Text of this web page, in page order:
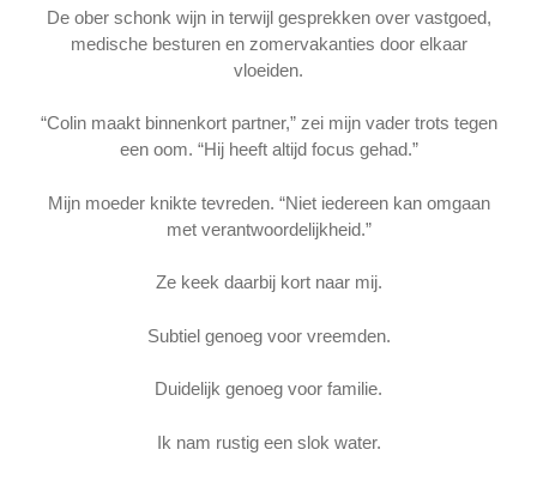
De ober schonk wijn in terwijl gesprekken over vastgoed,
medische besturen en zomervakanties door elkaar
vloeiden.
“Colin maakt binnenkort partner,” zei mijn vader trots tegen
een oom. “Hij heeft altijd focus gehad.”
Mijn moeder knikte tevreden. “Niet iedereen kan omgaan
met verantwoordelijkheid.”
Ze keek daarbij kort naar mij.
Subtiel genoeg voor vreemden.
Duidelijk genoeg voor familie.
Ik nam rustig een slok water.